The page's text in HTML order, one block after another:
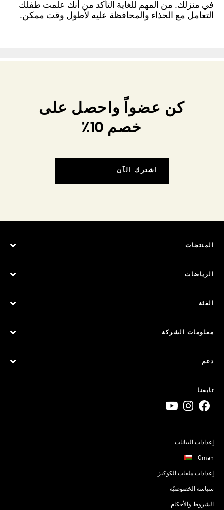
في منزلك. من المهم للغاية التأكد من أنك علمت طفلك
التعامل مع الحذاء والمحافظة عليه لأطول وقت ممكن.
كن عضواً واحصل على
خصم 10٪
اشترك الآن
المنتجات
الرياضات
الفئة
معلومات الشركة
دعم
تابعنا
إعدادات البيانات
Oman
إعدادات ملفات الكوكيز
سياسة الخصوصيّة
الشروط والأحكام